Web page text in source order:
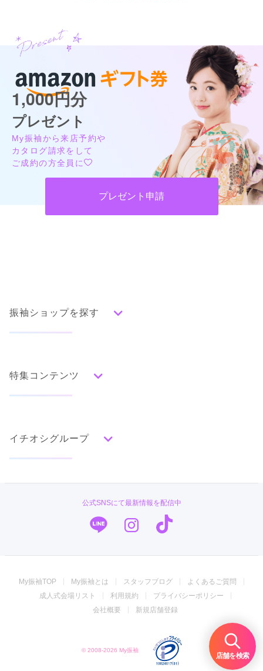
店舗を検索
1,000円分
プレゼント
My振袖から来店予約や
カタログ請求をして
ご成約の方全員に
プレゼント申請
振袖ショップを探す
みんなの振袖ランキングトップ
色別ランキング
グレー
白
エレガント キュート クール
百合
橘 蝶 鶴 松竹梅 扇面 車
華籠
熨斗
宝尽 波 雪輪 雲取り 道長取り
矢絣
縞 その他
口コミから探す
特集コンテンツ
ママ振特集
個性的振袖コーディネート特集
成人式レポート
振袖ブランド特集
イチオシグループ
振袖専門店 オンディーヌ
振袖専門店 一蔵
公式SNSにて最新情報を配信中
My振袖TOP My振袖とは スタッフブログ
よくあるご質問
成人式会場リスト
利用規約
プライバシーポリシー
会社概要
新規店舗登録
© 2008-2026 My振袖